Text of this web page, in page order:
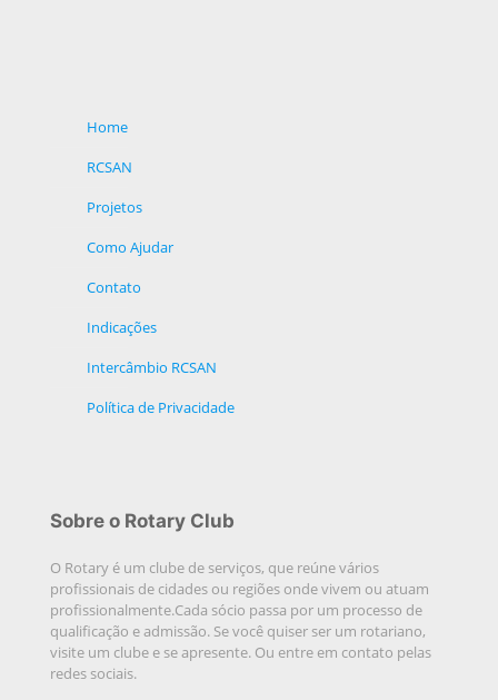
Home
RCSAN
Projetos
Como Ajudar
Contato
Indicações
Intercâmbio RCSAN
Política de Privacidade
Sobre o Rotary Club
O Rotary é um clube de serviços, que reúne vários
profissionais de cidades ou regiões onde vivem ou atuam
profissionalmente.Cada sócio passa por um processo de
qualificação e admissão. Se você quiser ser um rotariano,
visite um clube e se apresente. Ou entre em contato pelas
redes sociais.